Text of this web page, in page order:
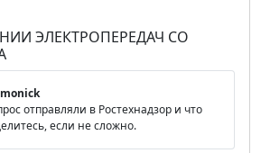
ЭЛЕКТРОПЕРЕДАЧ СО
отправляли в Ростехнадзор и что
если не сложно.